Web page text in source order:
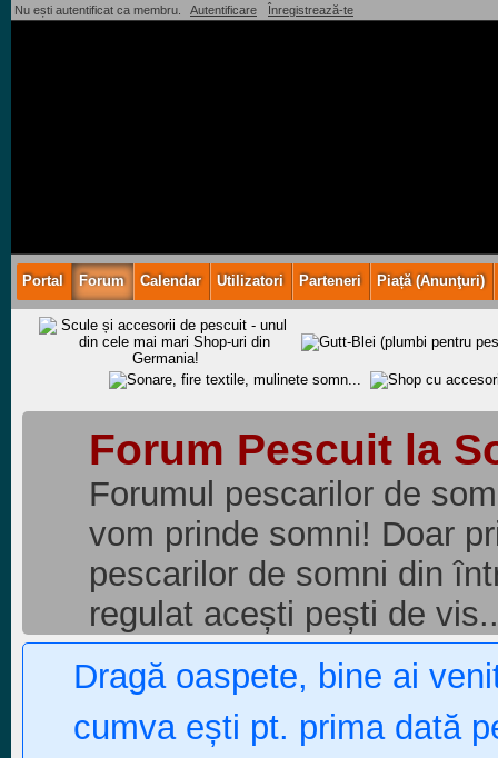
Nu ești autentificat ca membru. Autentificare Înregistrează-te
Portal Forum Calendar Utilizatori Parteneri Piață (Anunţuri)
Forum Pescuit la
Forumul pescarilor de
vom prinde somni! Doar
pescarilor de somni din
regulat acești pești de
Dragă oaspete, bine ai
cumva ești pt. prima dată